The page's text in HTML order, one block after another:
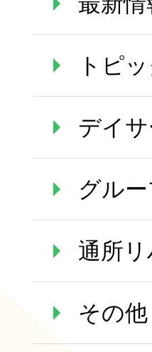
トピ
デイ
グル
通所
その他